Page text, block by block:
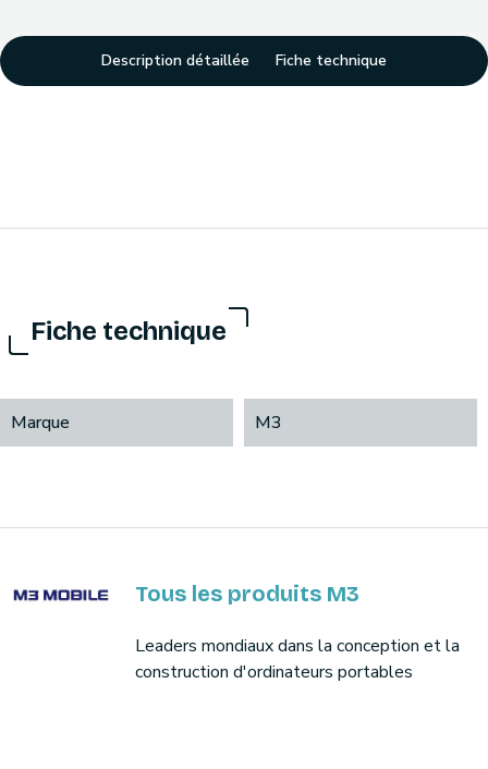
Description détaillée Fiche technique
Fiche technique
Marque M3
Tous les produits M3
Leaders mondiaux dans la conception et la
construction d'ordinateurs portables